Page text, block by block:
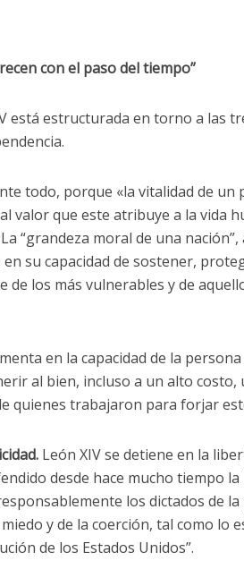
con el paso del tiempo”
está estructurada en torno a las
todo, porque «la vitalidad de un
valor que este atribuye a la vida
“grandeza moral de una nación”,
su capacidad de sostener,
de los más vulnerables y de
en la capacidad de la
al bien, incluso a un alto costo,
quienes trabajaron para forjar
León XIV se detiene en la
desde hace mucho tiempo
los dictados de
y de la coerción, tal como lo
de los Estados Unidos”.